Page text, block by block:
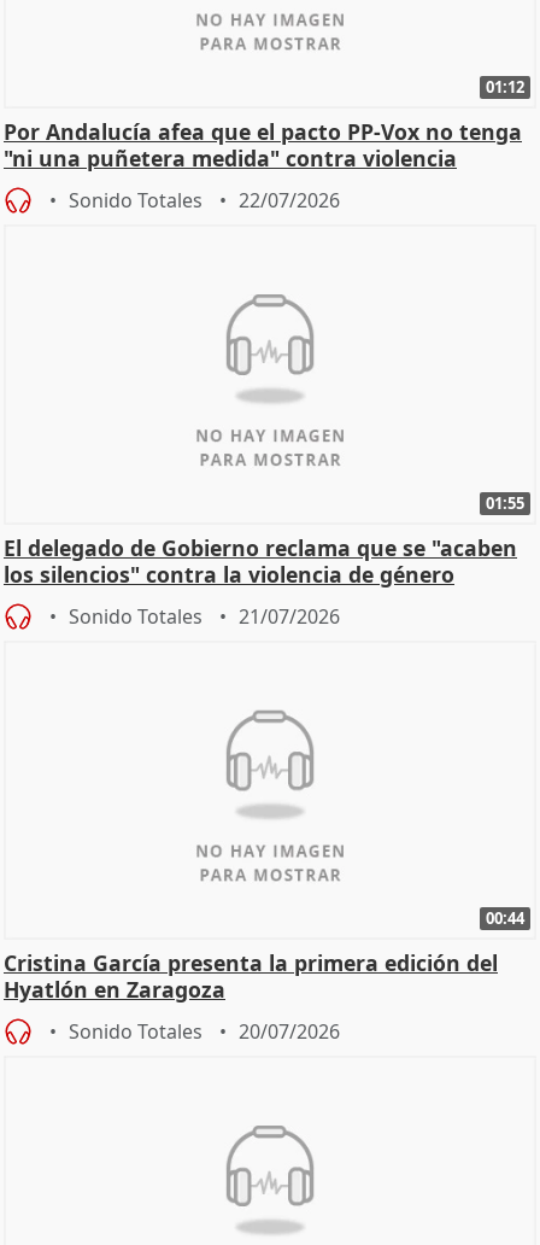
01:12
Por Andalucía afea que el pacto PP-Vox no tenga
"ni una puñetera medida" contra violencia
machista
Sonido Totales 22/07/2026
01:55
El delegado de Gobierno reclama que se "acaben
los silencios" contra la violencia de género
Sonido Totales 21/07/2026
00:44
Cristina García presenta la primera edición del
Hyatlón en Zaragoza
Sonido Totales 20/07/2026